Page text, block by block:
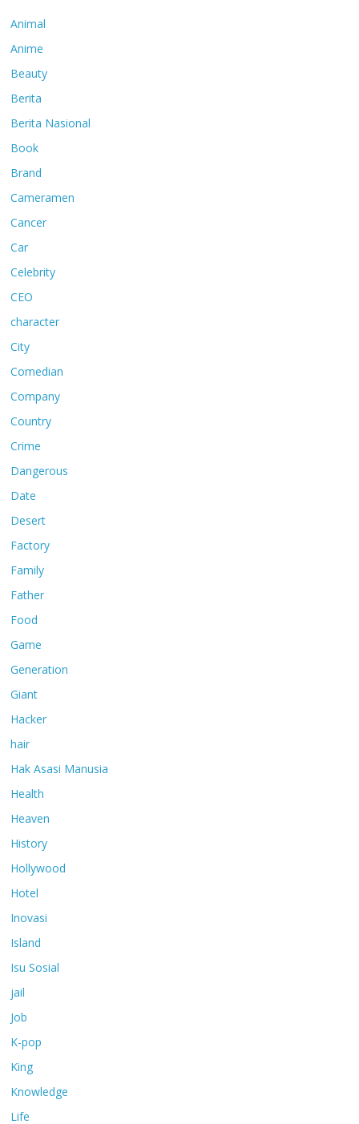
Animal
Anime
Beauty
Berita
Berita Nasional
Book
Brand
Cameramen
Cancer
Car
Celebrity
CEO
character
City
Comedian
Company
Country
Crime
Dangerous
Date
Desert
Factory
Family
Father
Food
Game
Generation
Giant
Hacker
hair
Hak Asasi Manusia
Health
Heaven
History
Hollywood
Hotel
Inovasi
Island
Isu Sosial
jail
Job
K-pop
King
Knowledge
Life